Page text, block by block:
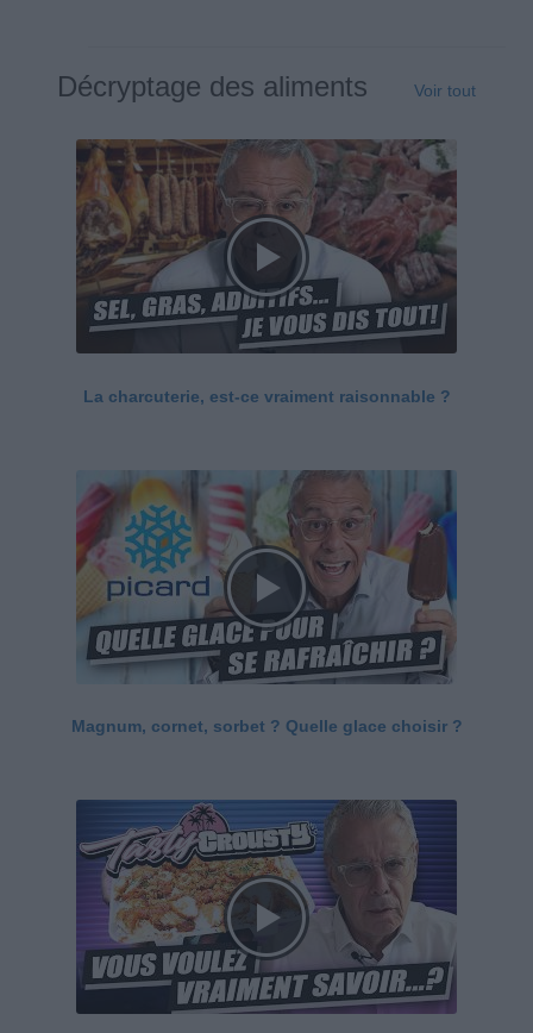
Décryptage des aliments Voir tout
La charcuterie, est-ce vraiment raisonnable ?
Magnum, cornet, sorbet ? Quelle glace choisir ?